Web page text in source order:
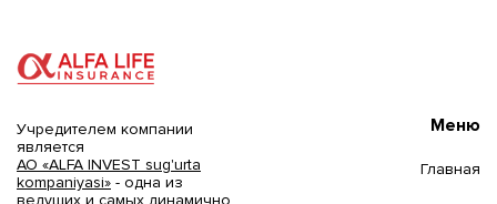
Учредителем компании
является
АО «ALFA INVEST sug'urta
kompaniyasi» - одна из
Меню
Главная